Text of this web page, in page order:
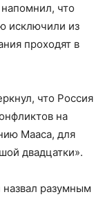
что
исключили из
проходят в
что Россия
на
Мааса, для
двадцатки».
разумным